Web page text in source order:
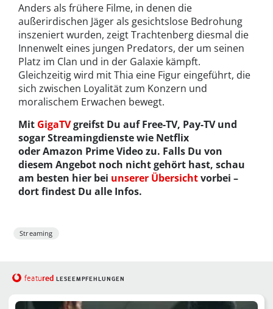
Anders als frühere Filme, in denen die
außerirdischen Jäger als gesichtslose Bedrohung
inszeniert wurden, zeigt Trachtenberg diesmal die
Innenwelt eines jungen Predators, der um seinen
Platz im Clan und in der Galaxie kämpft.
Gleichzeitig wird mit Thia eine Figur eingeführt, die
sich zwischen Loyalität zum Konzern und
moralischem Erwachen bewegt.
Mit GigaTVgreifst Du auf Free-TV, Pay-TV und
sogar Streamingdienste wie Netflix
oder Amazon Prime Video zu. Falls Du von
diesem Angebot noch nicht gehört hast, schau
am besten hier bei unserer Übersichtvorbei –
dort findest Du alle Infos.
Streaming
featured LESEEMPFEHLUNGEN